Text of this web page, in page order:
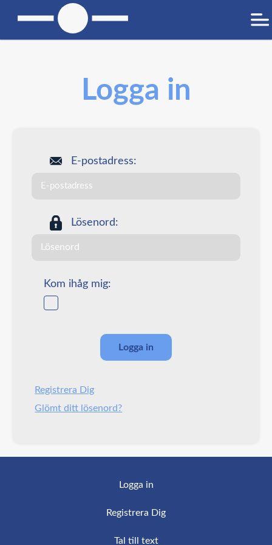
Logga in
E-postadress:
Lösenord:
Kom ihåg mig:
Registrera Dig
Glömt ditt lösenord?
Logga in
Registrera Dig
Tal till text